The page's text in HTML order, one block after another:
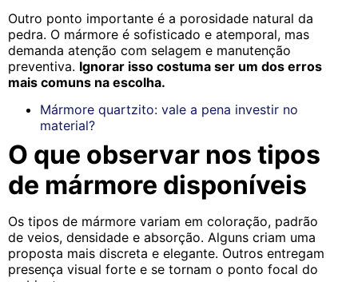
Outro ponto importante é a porosidade natural da
pedra. O mármore é sofisticado e atemporal, mas
demanda atenção com selagem e manutenção
preventiva. Ignorar isso costuma ser um dos erros
mais comuns na escolha.
Mármore quartzito: vale a pena investir no
material?
O que observar nos tipos
de mármore disponíveis
Os tipos de mármore variam em coloração, padrão
de veios, densidade e absorção. Alguns criam uma
proposta mais discreta e elegante. Outros entregam
presença visual forte e se tornam o ponto focal do